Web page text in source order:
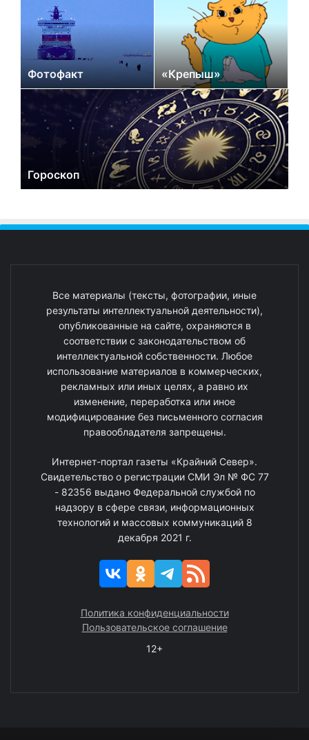
Фотофакт «Крепыш»
Гороскоп
Все материалы (тексты, фотографии, иные
результаты интеллектуальной деятельности),
опубликованные на сайте, охраняются в
соответствии с законодательством об
интеллектуальной собственности. Любое
использование материалов в коммерческих,
рекламных или иных целях, а равно их
изменение, переработка или иное
модифицирование без письменного согласия
правообладателя запрещены.
Интернет-портал газеты «Крайний Север».
Свидетельство о регистрации СМИ Эл № ФС 77
- 82356 выдано Федеральной службой по
надзору в сфере связи, информационных
технологий и массовых коммуникаций 8
декабря 2021 г.
Политика конфиденциальности
Пользовательское соглашение
12+